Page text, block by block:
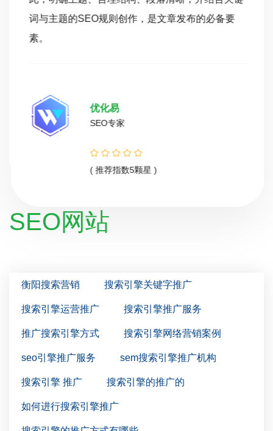
词与主题的SEO规则创作，是文章发布的必备要
素。
优化易
SEO专家
( 推荐指数5颗星 )
SEO网站
衡阳搜索营销 搜索引擎关键字推广
搜索引擎运营推广 搜索引擎推广服务
推广搜索引擎方式 搜索引擎网络营销案例
seo引擎推广服务 sem搜索引擎推广机构
搜索引擎 推广 搜索引擎的推广的
如何进行搜索引擎推广